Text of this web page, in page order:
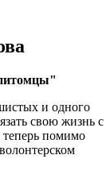
и одного
свою жизнь с
помимо